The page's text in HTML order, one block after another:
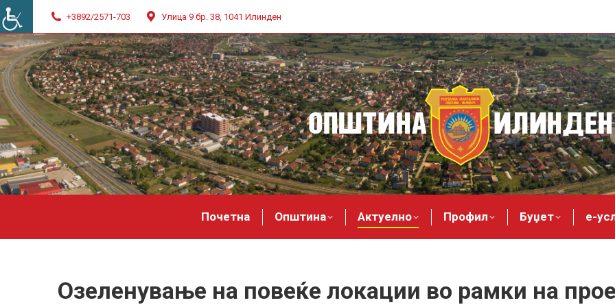
+3892/2571-703 Улица 9 бр. 38, 1041 Илинден
Почетна Општина Актуелно Профил Буџет е-
Озеленување на повеќе локации во рамки на